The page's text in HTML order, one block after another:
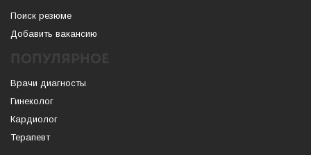
Поиск резюме
Добавить вакансию
Врачи диагносты
Гинеколог
Кардиолог
Терапевт